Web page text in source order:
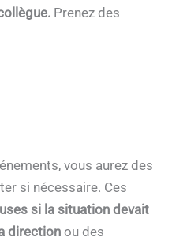
Prenez des
vous aurez des
si nécessaire. Ces
si la situation devait
direction ou des